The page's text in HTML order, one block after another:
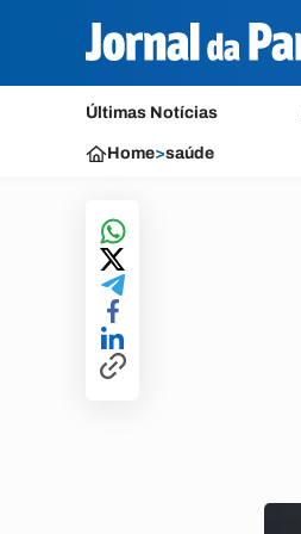
Últimas Notícias
Home>saúde